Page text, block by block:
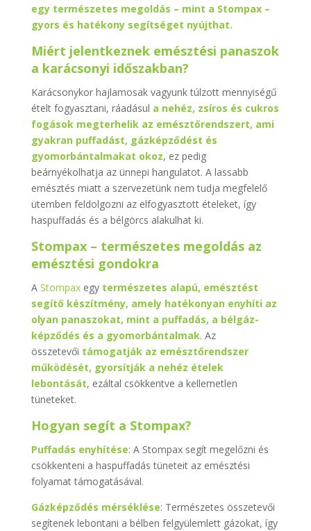
egy természetes megoldás – mint a Stompax –
gyors és hatékony segítséget nyújthat.
Miért jelentkeznek emésztési panaszok
a karácsonyi időszakban?
Karácsonykor hajlamosak vagyunk túlzott mennyiségű
ételt fogyasztani, ráadásul a nehéz, zsíros és cukros
fogások megterhelik az emésztőrendszert, ami
gyakran puffadást, gázképződést és
gyomorbántalmakat okoz, ez pedig
beárnyékolhatja az ünnepi hangulatot. A lassabb
emésztés miatt a szervezetünk nem tudja megfelelő
ütemben feldolgozni az elfogyasztott ételeket, így
haspuffadás és a bélgörcs alakulhat ki.
Stompax – természetes megoldás az
emésztési gondokra
A Stompaxegy természetes alapú, emésztést
segítő készítmény, amely hatékonyan enyhíti az
olyan panaszokat, mint a puffadás, a bélgáz-
képződés és a gyomorbántalmak. Az
összetevői támogatják az emésztőrendszer
működését, gyorsítják a nehéz ételek
lebontását, ezáltal csökkentve a kellemetlen
tüneteket.
Hogyan segít a Stompax?
Puffadás enyhítése: A Stompax segít megelőzni és
csökkenteni a haspuffadás tüneteit az emésztési
folyamat támogatásával.
Gázképződés mérséklése: Természetes összetevői
segítenek lebontani a bélben felgyülemlett gázokat, így